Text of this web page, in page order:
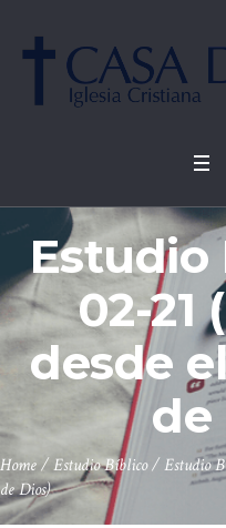
Estudio
02-21
desde
de
Home/Estudio Bíblico/Estudio
de Dios)